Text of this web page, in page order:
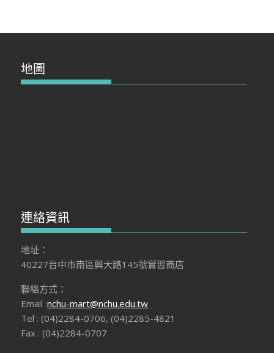
地圖
連絡資訊
地址：
40227台中市南區興大路145號實習商店
聯絡方式：
Email :nchu-mart@nchu.edu.tw
Tel : (04)2284-0706, (04)2285-4821
Fax : (04)2284-0707